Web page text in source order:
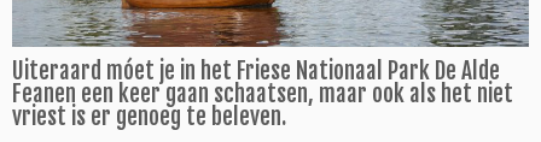
Uiteraard móet je in het Friese Nationaal Park De Alde
Feanen een keer gaan schaatsen, maar ook als het niet
vriest is er genoeg te beleven.